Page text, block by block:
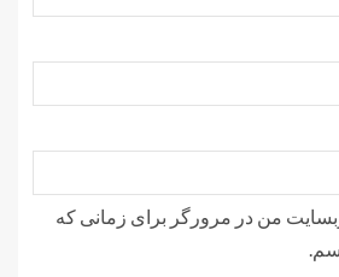
من در مرورگر برای زمانی که